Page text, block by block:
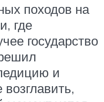
походов на
где
государство
и